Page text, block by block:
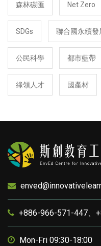
森林碳匯 Net Zero
SDGs 聯合國永續發
公民科學 都市藍帶
綠領人才 國產材
+886-966-571-447、
Mon-Fri 09:30-18:00